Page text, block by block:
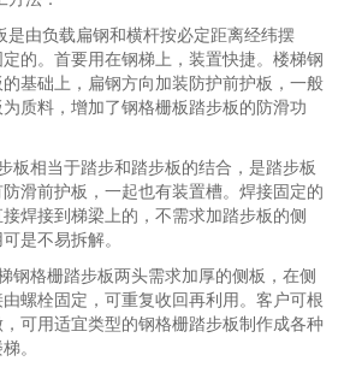
是由负载扁钢和横杆按必定距离经纬摆
的。首要用在钢梯上，装置快捷。楼梯钢
基础上，扁钢方向加装防护前护板，一般
质料，增加了钢格栅板踏步板的防滑功
相当于踏步和踏步板的结合，是踏步板
滑前护板，一起也有装置槽。焊接固定的
焊接到梯梁上的，不需求加踏步板的侧
是不易拆解。
格栅踏步板两头需求加厚的侧板，在侧
螺栓固定，可重复收回再利用。客户可根
可用适宜类型的钢格栅踏步板制作成各种
。